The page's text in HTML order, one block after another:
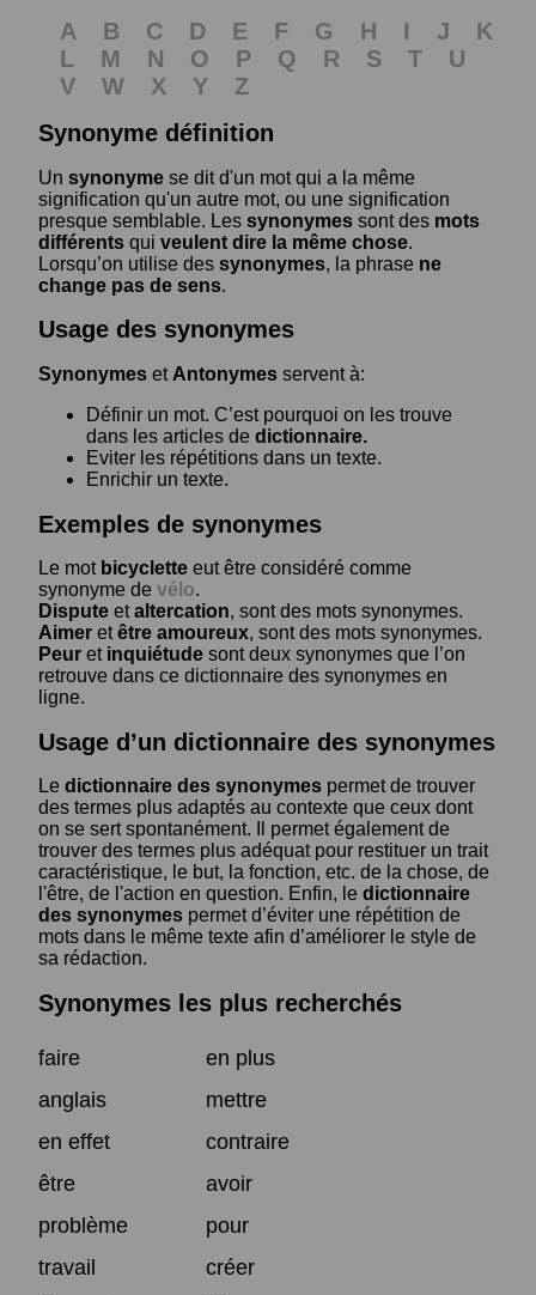
A B C D E F G H I J
K
L
M N O P Q R S T
U
V
W X Y
Z
Synonyme définition
Un synonyme se dit d'un mot qui a la même
signification qu'un autre mot, ou une signification
presque semblable. Les synonymes sont des mots
différents qui veulent dire la même chose.
Lorsqu’on utilise des synonymes, la phrase ne
change pas de sens.
Usage des synonymes
Synonymes et Antonymes servent à:
Définir un mot. C’est pourquoi on les trouve
dans les articles de dictionnaire.
Eviter les répétitions dans un texte.
Enrichir un texte.
Exemples de synonymes
Le mot bicyclette eut être considéré comme
synonyme de vélo.
Dispute etaltercation, sont des mots synonymes.
Aimer etêtre amoureux, sont des mots synonymes.
Peur et inquiétude sont deux synonymes que l’on
retrouve dans ce dictionnaire des synonymes en
ligne.
Usage d’un dictionnaire des synonymes
Le dictionnaire des synonymes permet de trouver
des termes plus adaptés au contexte que ceux dont
on se sert spontanément. Il permet également de
trouver des termes plus adéquat pour restituer un trait
caractéristique, le but, la fonction, etc. de la chose, de
l'être, de l'action en question. Enfin, le dictionnaire
des synonymes permet d’éviter une répétition de
mots dans le même texte afin d’améliorer le style de
sa rédaction.
Synonymes les plus recherchés
faire
en plus
anglais
mettre
en effet
contraire
être
avoir
problème
pour
travail
créer